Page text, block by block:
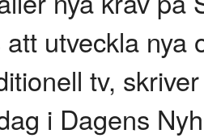
utveckla nya
tv,
i Dagens